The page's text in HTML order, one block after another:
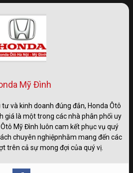
Mỹ Đình
và kinh doanh đúng đắn, Honda Ôtô
giá là một trong các nhà phân phối uy
Mỹ Đình luôn cam kết phục vụ quý
chuyên nghiệpnhằm mang đến các
trên cả sự mong đợi của quý vị.